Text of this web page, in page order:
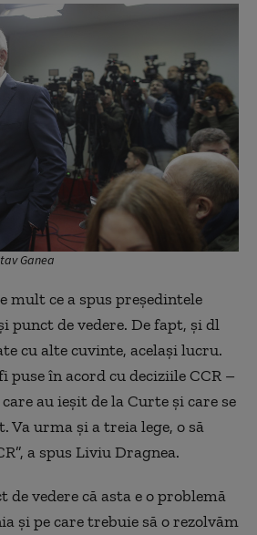
Ganea
mult ce a spus președintele
punct de vedere. De fapt, și dl
cu alte cuvinte, același lucru.
în acord cu deciziile CCR –
au ieșit de la Curte și care se
Va urma și a treia lege, o să
a spus Liviu Dragnea.
de vedere că asta e o problemă
și pe care trebuie să o rezolvăm